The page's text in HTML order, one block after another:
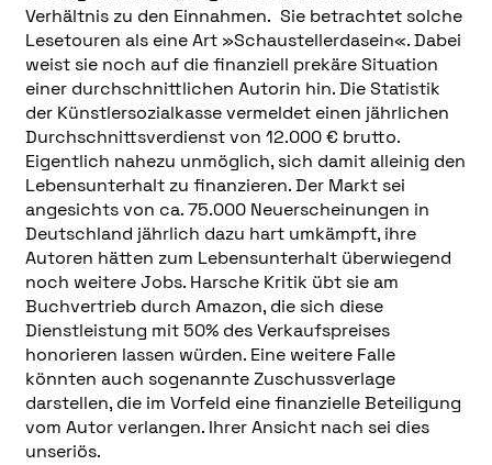
Verhältnis zu den Einnahmen. Sie betrachtet solche
Lesetouren als eine Art »Schaustellerdasein«. Dabei
weist sie noch auf die finanziell prekäre Situation
einer durchschnittlichen Autorin hin. Die Statistik
der Künstlersozialkasse vermeldet einen jährlichen
Durchschnittsverdienst von 12.000 € brutto.
Eigentlich nahezu unmöglich, sich damit alleinig den
Lebensunterhalt zu finanzieren. Der Markt sei
angesichts von ca. 75.000 Neuerscheinungen in
Deutschland jährlich dazu hart umkämpft, ihre
Autoren hätten zum Lebensunterhalt überwiegend
noch weitere Jobs. Harsche Kritik übt sie am
Buchvertrieb durch Amazon, die sich diese
Dienstleistung mit 50% des Verkaufspreises
honorieren lassen würden. Eine weitere Falle
könnten auch sogenannte Zuschussverlage
darstellen, die im Vorfeld eine finanzielle Beteiligung
vom Autor verlangen. Ihrer Ansicht nach sei dies
unseriös.